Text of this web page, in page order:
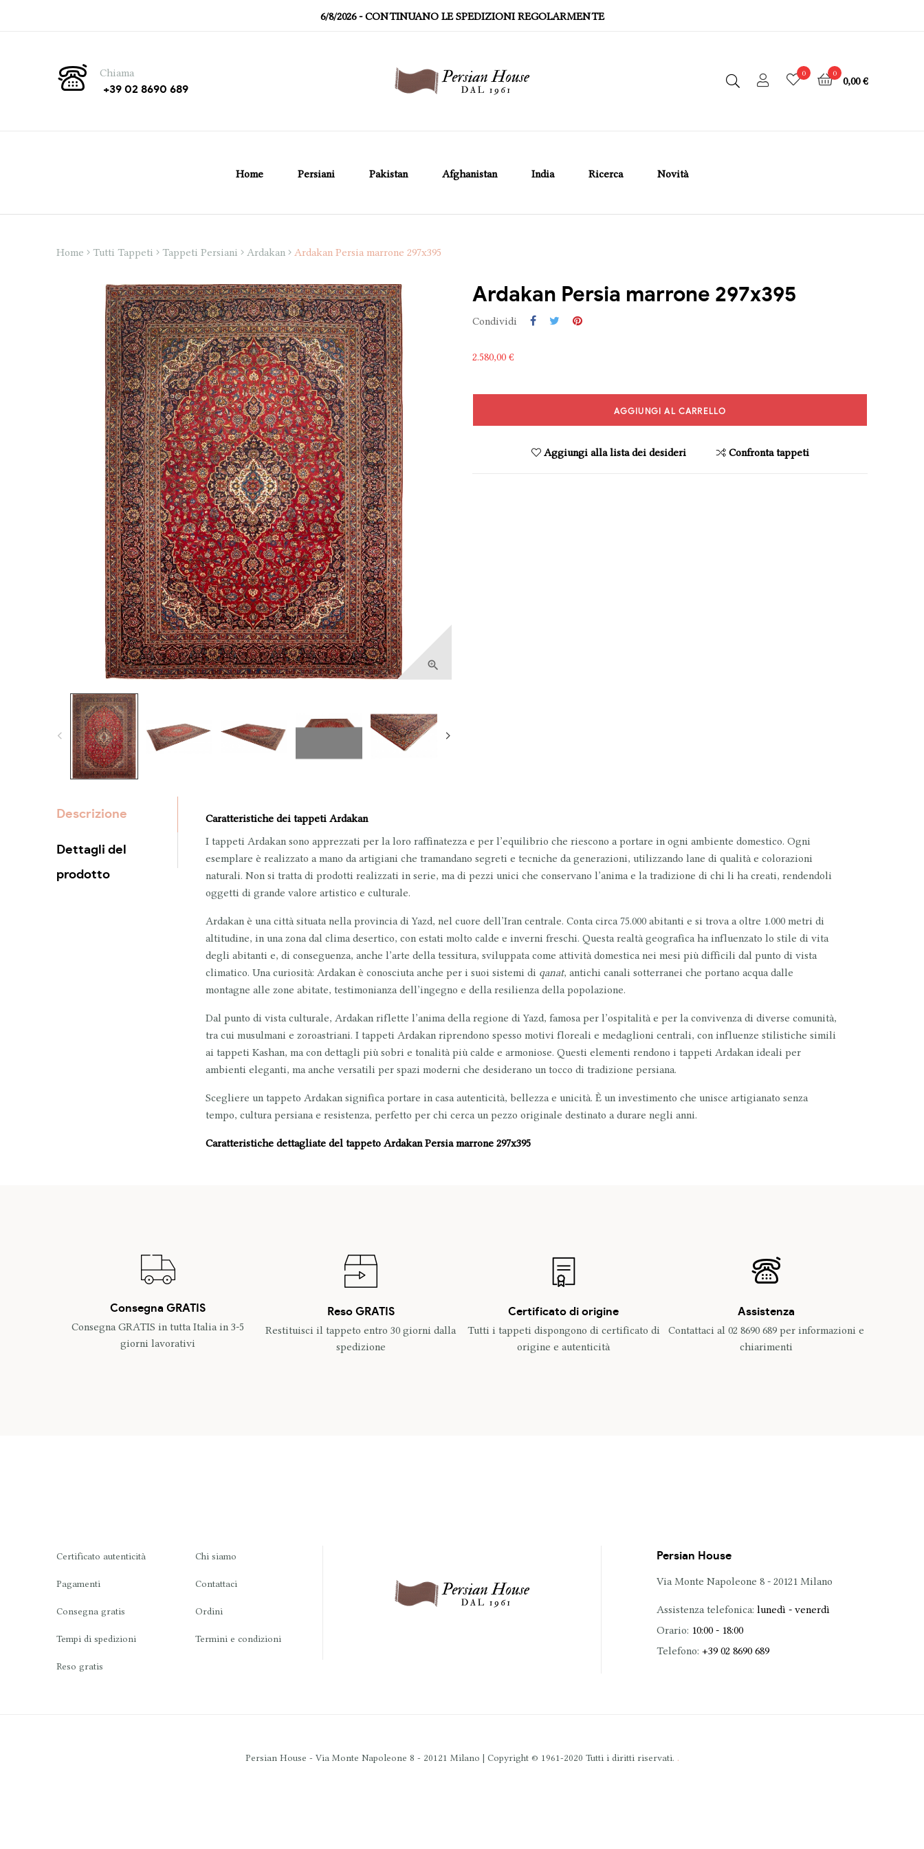
6/8/2026- CONTINUANO LE SPEDIZIONI REGOLARMENTE
Chiama
+39 02 8690 689
0 0
0,00 €
Home Persiani Pakistan Afghanistan India Ricerca Novità
Home Tutti Tappeti Tappeti Persiani Ardakan Ardakan Persia marrone 297x395

Ardakan Persia marrone 297x395
Condividi
2.580,00 €
AGGIUNGI AL CARRELLO
Aggiungi alla lista dei desideri Confronta tappeti
Descrizione
Dettagli del
prodotto
Caratteristiche dei tappeti Ardakan
I tappeti Ardakan sono apprezzati per la loro raffinatezza e per l’equilibrio che riescono a portare in ogni ambiente domestico. Ogni
esemplare è realizzato a mano da artigiani che tramandano segreti e tecniche da generazioni, utilizzando lane di qualità e colorazioni
naturali. Non si tratta di prodotti realizzati in serie, ma di pezzi unici che conservano l’anima e la tradizione di chi li ha creati, rendendoli
oggetti di grande valore artistico e culturale.
Ardakan è una città situata nella provincia di Yazd, nel cuore dell’Iran centrale. Conta circa 75.000 abitanti e si trova a oltre 1.000 metri di
altitudine, in una zona dal clima desertico, con estati molto calde e inverni freschi. Questa realtà geografica ha influenzato lo stile di vita
degli abitanti e, di conseguenza, anche l’arte della tessitura, sviluppata come attività domestica nei mesi più difficili dal punto di vista
climatico. Una curiosità: Ardakan è conosciuta anche per i suoi sistemi di qanat, antichi canali sotterranei che portano acqua dalle
montagne alle zone abitate, testimonianza dell’ingegno e della resilienza della popolazione.
Dal punto di vista culturale, Ardakan riflette l’anima della regione di Yazd, famosa per l’ospitalità e per la convivenza di diverse comunità,
tra cui musulmani e zoroastriani. I tappeti Ardakan riprendono spesso motivi floreali e medaglioni centrali, con influenze stilistiche simili
ai tappeti Kashan, ma con dettagli più sobri e tonalità più calde e armoniose. Questi elementi rendono i tappeti Ardakan ideali per
ambienti eleganti, ma anche versatili per spazi moderni che desiderano un tocco di tradizione persiana.
Scegliere un tappeto Ardakan significa portare in casa autenticità, bellezza e unicità. È un investimento che unisce artigianato senza
tempo, cultura persiana e resistenza, perfetto per chi cerca un pezzo originale destinato a durare negli anni.
Caratteristiche dettagliate del tappeto Ardakan Persia marrone 297x395
Consegna GRATIS
Consegna GRATIS in tutta Italia in 3-5
giorni lavorativi
Reso GRATIS
Restituisci il tappeto entro 30 giorni dalla
spedizione
Certificato di origine
Tutti i tappeti dispongono di certificato di
origine e autenticità
Assistenza
Contattaci al 02 8690 689 per informazioni e
chiarimenti
Certificato autenticità
Pagamenti
Consegna gratis
Tempi di spedizioni
Reso gratis
Chi siamo
Contattaci
Ordini
Termini e condizioni
Persian House
Via Monte Napoleone 8 - 20121 Milano
Assistenza telefonica: lunedì - venerdì
Orario: 10:00 - 18:00
Telefono: +39 02 8690 689
Persian House - Via Monte Napoleone 8 - 20121 Milano | Copyright © 1961-2020 Tutti i diritti riservati. .